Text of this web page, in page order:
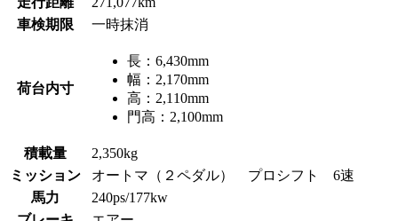
車検期限
一時抹消
荷台内寸
長： 6,430mm
幅： 2,170mm
高： 2,110mm
門高： 2,100mm
積載量
2,350kg
ミッション
オートマ（２ペダル） プロシフト 6速
馬力
240ps/177kw